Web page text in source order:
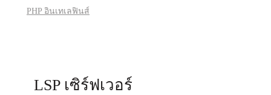
PHP อินเทเลฟินส์
LSP เซิร์ฟเวอร์